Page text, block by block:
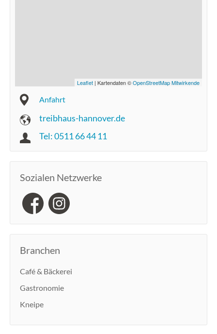
Leaflet | Kartendaten ©OpenStreetMap Mitwirkende
Anfahrt
treibhaus-hannover.de
Tel: 0511 66 44 11
Sozialen Netzwerke
Branchen
Café & Bäckerei
Gastronomie
Kneipe